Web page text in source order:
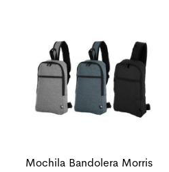
Mochila Bandolera Morris